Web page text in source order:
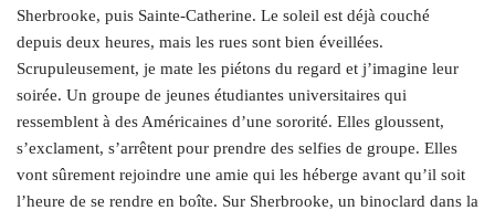
Sherbrooke, puis Sainte-Catherine. Le soleil est déjà couché
depuis deux heures, mais les rues sont bien éveillées.
Scrupuleusement, je mate les piétons du regard et j’imagine leur
soirée. Un groupe de jeunes étudiantes universitaires qui
ressemblent à des Américaines d’une sororité. Elles gloussent,
s’exclament, s’arrêtent pour prendre des selfies de groupe. Elles
vont sûrement rejoindre une amie qui les héberge avant qu’il soit
l’heure de se rendre en boîte. Sur Sherbrooke, un binoclard dans la